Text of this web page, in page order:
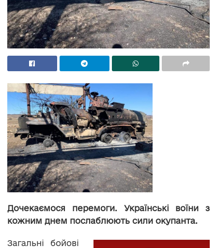
Дочекаємося перемоги. Українські воїни з
кожним днем послаблюють сили окупанта.
Загальні бойові